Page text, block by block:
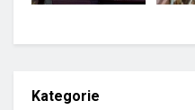
Kategorie